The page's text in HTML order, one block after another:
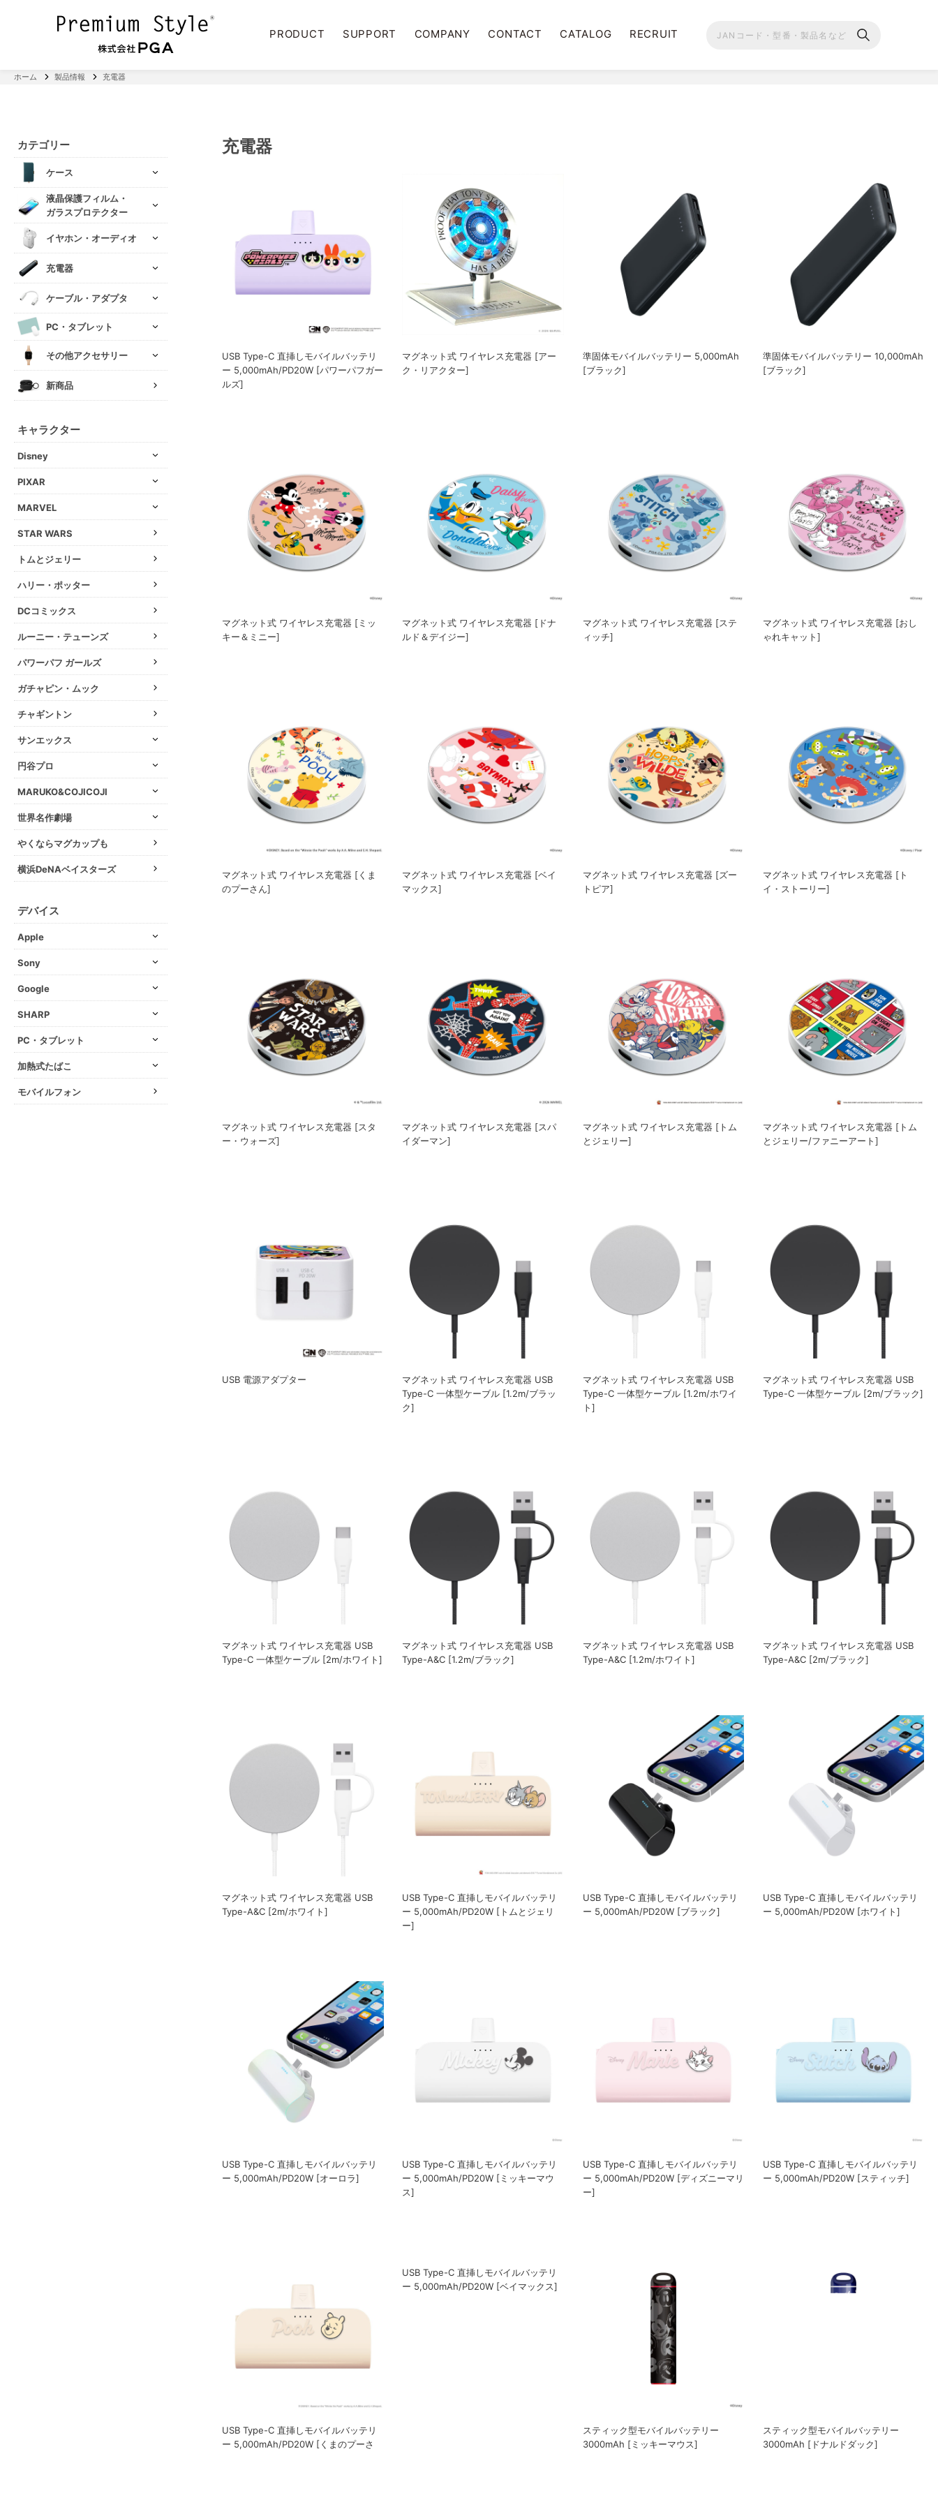
PRODUCT SUPPORT COMPANY CONTACT CATALOG RECRUIT
ホーム 製品情報 充電器
カテゴリー
ケース
液晶保護フィルム・
ガラスプロテクター
イヤホン・オーディオ
充電器
ケーブル・アダプタ
PC・タブレット
その他アクセサリー
新商品
キャラクター
Disney
PIXAR
MARVEL
STAR WARS
トムとジェリー
ハリー・ポッター
DCコミックス
ルーニー・テューンズ
パワーパフ ガールズ
ガチャピン・ムック
チャギントン
サンエックス
円谷プロ
MARUKO&COJICOJI
世界名作劇場
やくならマグカップも
横浜DeNAベイスターズ
デバイス
Apple
Sony
Google
SHARP
PC・タブレット
加熱式たばこ
モバイルフォン
充電器
USB Type-C 直挿しモバイルバッテリ
ー 5,000mAh/PD20W [パワーパフガー
ルズ]
マグネット式 ワイヤレス充電器 [アー
ク・リアクター]
準固体モバイルバッテリー 5,000mAh
[ブラック]
準固体モバイルバッテリー 10,000mAh
[ブラック]
マグネット式 ワイヤレス充電器 [ミッ
キー＆ミニー]
マグネット式 ワイヤレス充電器 [ドナ
ルド＆デイジー]
マグネット式 ワイヤレス充電器 [ステ
ィッチ]
マグネット式 ワイヤレス充電器 [おし
ゃれキャット]
マグネット式 ワイヤレス充電器 [くま
のプーさん]
マグネット式 ワイヤレス充電器 [ベイ
マックス]
マグネット式 ワイヤレス充電器 [ズー
トピア]
マグネット式 ワイヤレス充電器 [ト
イ・ストーリー]
マグネット式 ワイヤレス充電器 [スタ
ー・ウォーズ]
マグネット式 ワイヤレス充電器 [スパ
イダーマン]
マグネット式 ワイヤレス充電器 [トム
とジェリー]
マグネット式 ワイヤレス充電器 [トム
とジェリー/ファニーアート]
USB 電源アダプター
マグネット式 ワイヤレス充電器 USB
Type-C 一体型ケーブル [1.2m/ブラッ
ク]
マグネット式 ワイヤレス充電器 USB
Type-C 一体型ケーブル [1.2m/ホワイ
ト]
マグネット式 ワイヤレス充電器 USB
Type-C 一体型ケーブル [2m/ブラック]
マグネット式 ワイヤレス充電器 USB
Type-C 一体型ケーブル [2m/ホワイト]
マグネット式 ワイヤレス充電器 USB
Type-A&C [1.2m/ブラック]
マグネット式 ワイヤレス充電器 USB
Type-A&C [1.2m/ホワイト]
マグネット式 ワイヤレス充電器 USB
Type-A&C [2m/ブラック]
マグネット式 ワイヤレス充電器 USB
Type-A&C [2m/ホワイト]
USB Type-C 直挿しモバイルバッテリ
ー 5,000mAh/PD20W [トムとジェリ
ー]
USB Type-C 直挿しモバイルバッテリ
ー 5,000mAh/PD20W [ブラック]
USB Type-C 直挿しモバイルバッテリ
ー 5,000mAh/PD20W [ホワイト]
USB Type-C 直挿しモバイルバッテリ
ー 5,000mAh/PD20W [オーロラ]
USB Type-C 直挿しモバイルバッテリ
ー 5,000mAh/PD20W [ミッキーマウ
ス]
USB Type-C 直挿しモバイルバッテリ
ー 5,000mAh/PD20W [ディズニーマリ
ー]
USB Type-C 直挿しモバイルバッテリ
ー 5,000mAh/PD20W [スティッチ]
USB Type-C 直挿しモバイルバッテリ
ー 5,000mAh/PD20W [くまのプーさ
スティック型モバイルバッテリー
3000mAh [ミッキーマウス]
スティック型モバイルバッテリー
3000mAh [ドナルドダック]